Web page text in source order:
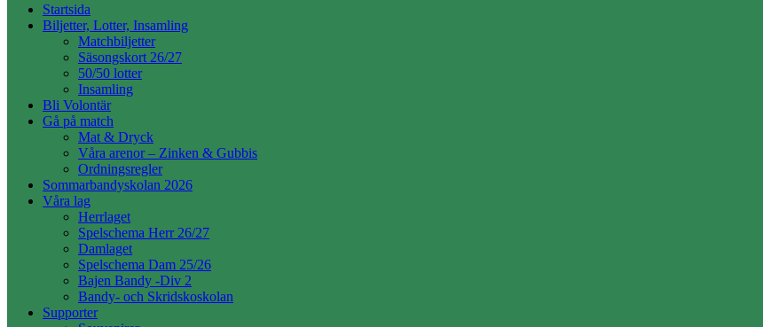
Startsida
Biljetter, Lotter, Insamling
Matchbiljetter
Säsongskort 26/27
50/50 lotter
Insamling
Bli Volontär
Gå på match
Mat & Dryck
Våra arenor – Zinken & Gubbis
Ordningsregler
Sommarbandyskolan 2026
Våra lag
Herrlaget
Spelschema Herr 26/27
Damlaget
Spelschema Dam 25/26
Bajen Bandy -Div 2
Bandy- och Skridskoskolan
Supporter